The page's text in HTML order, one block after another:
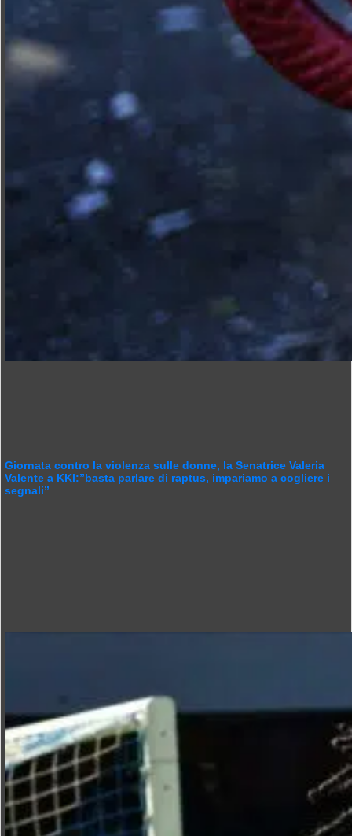
Giornata contro la violenza sulle donne, la Senatrice Valeria
Valente a KKI:”basta parlare di raptus, impariamo a cogliere i
segnali”